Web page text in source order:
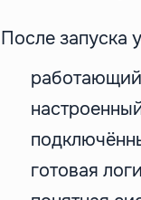
После запуска
готовая